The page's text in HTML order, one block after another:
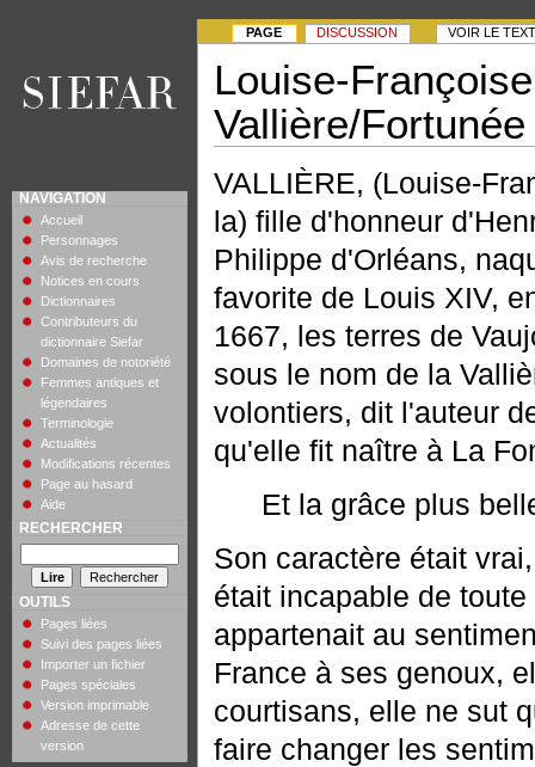
Louise-
Vallière/
VALLIÈRE, (Louise-
la) fille d'honneur
Philippe d'Orléans,
favorite de Louis XIV,
1667, les terres de
sous le nom de la
volontiers, dit l'auteur
qu'elle fit naître à La
Et la grâce plus
Son caractère était
était incapable de
appartenait au
France à ses genoux,
courtisans, elle ne sut
faire changer les
PAGE DISCUSSION VOIR LE
NAVIGATION
Accueil
Personnages
Avis de recherche
Notices en cours
Dictionnaires
Contributeurs du
dictionnaire Siefar
Domaines de notoriété
Femmes antiques et
légendaires
Terminologie
Actualités
Modifications récentes
Page au hasard
Aide
RECHERCHER
OUTILS
Pages liées
Suivi des pages liées
Importer un fichier
Pages spéciales
Version imprimable
Adresse de cette
version